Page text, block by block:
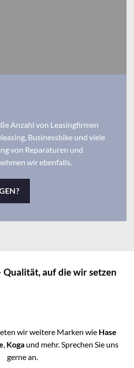
Anzahl von Leasingfirmen
Businessbike und viele
von Reparaturen und
wir ebenfalls.
Qualität, auf die wir setzen
wir weitere Marken wie Hase
Koga und mehr. Sprechen Sie uns
gerne an.